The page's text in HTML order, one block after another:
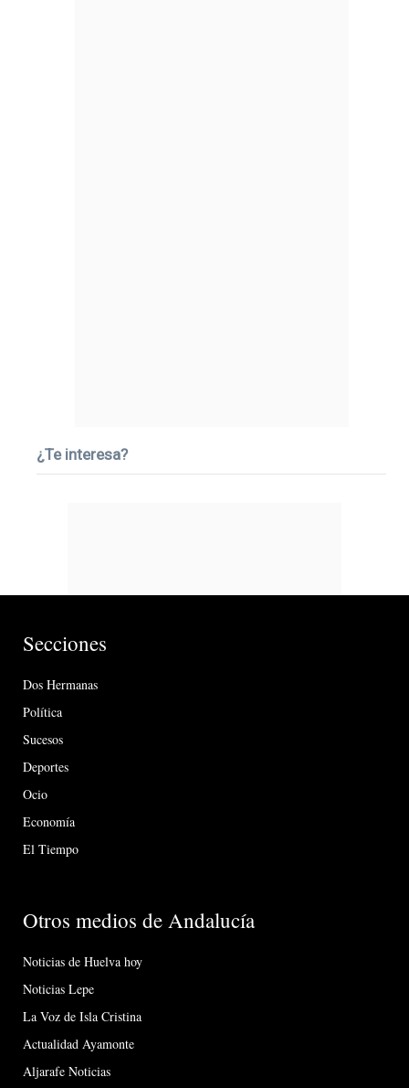
¿Te interesa?
Secciones
Dos Hermanas
Política
Sucesos
Deportes
Ocio
Economía
El Tiempo
Otros medios de Andalucía
Noticias de Huelva hoy
Noticias Lepe
La Voz de Isla Cristina
Actualidad Ayamonte
Aljarafe Noticias